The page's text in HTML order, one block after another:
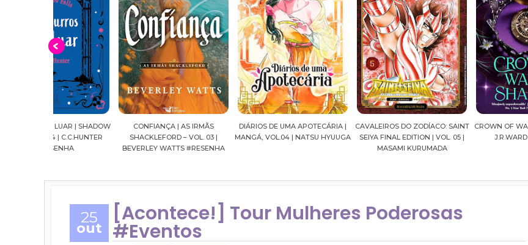
CONFIANÇA | AS IRMÃS
SHACKLEFORD – VOL. 03 |
BEVERLEY WATTS #RESENHA
DIÁRIOS DE UMA APOTECÁRIA |
MANGÁ, VOL.04 | NATSU HYUUGA
CAVALEIROS DO ZODÍACO: SAINT
SEIYA FINAL EDITION | VOL. 05 |
MASAMI KURUMADA
CROWN OF WAR AND SHADOW |
J.R.WARD #RESENHA
25
out
[Acontece!] Tour Mulheres Poderosas
#Eventos